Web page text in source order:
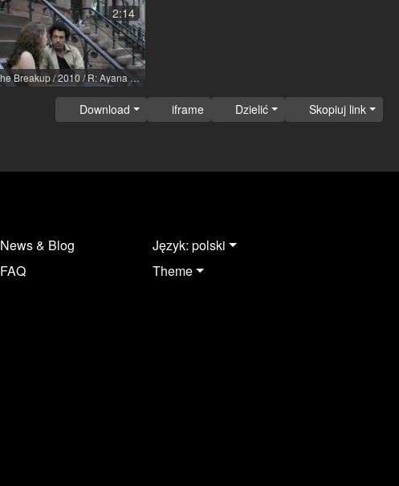
The Breakup / 2010 / R: Ayana de Vos
2:14
Download iframe Dzielić Skopiuj link
News & Blog
FAQ
Język: polski
Theme